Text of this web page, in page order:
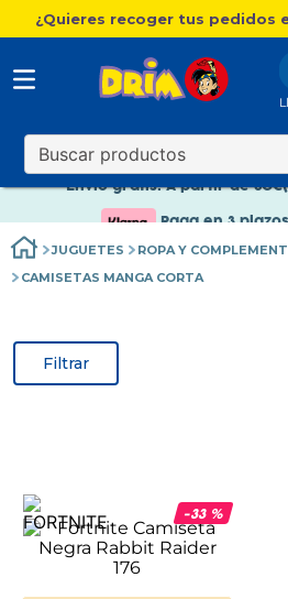
¿Quieres recoger tus pedidos
Nuevo catálogo
Paga en 3
Nuevo catálogo
JUGUETES
ROPA Y
CAMISETAS MANGA CORTA
Filtrar
-33%